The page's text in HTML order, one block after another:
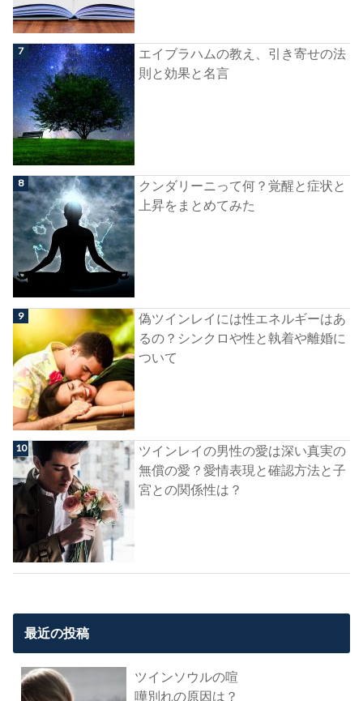
エイブラハムの教え、引き寄せの法
則と効果と名言
クンダリーニって何？覚醒と症状と
上昇をまとめてみた
偽ツインレイには性エネルギーはあ
るの？シンクロや性と執着や離婚に
ついて
ツインレイの男性の愛は深い真実の
無償の愛？愛情表現と確認方法と子
宮との関係性は？
最近の投稿
ツインソウルの喧
嘩別れの原因は？